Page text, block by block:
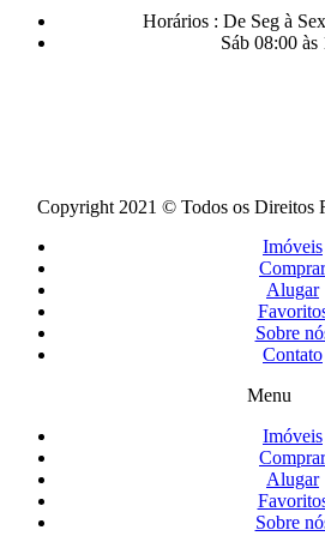
Horários : De Seg à
Sáb 08:00 às
Copyright 2021 © Todos os Direitos
Imóveis
Comprar
Alugar
Sobre
Contato
Menu
Imóveis
Comprar
Alugar
Sobre